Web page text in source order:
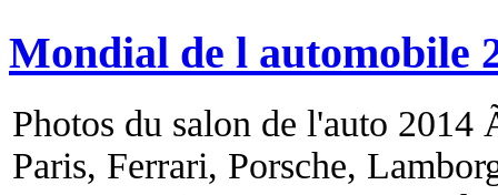
Mondial de l automobile
Photos du salon de l'auto 2014
Paris, Ferrari, Porsche,